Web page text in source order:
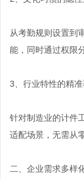
从考勤规则设置到
能，同时通过权限
3、行业特性的精
针对制造业的计件
适配场景，无需从
二、企业需求多样